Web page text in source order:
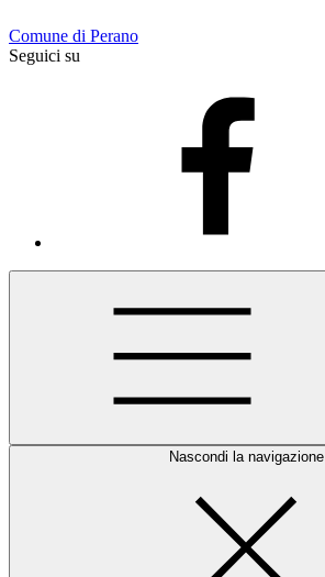
Comune di Perano
Seguici su
Nascondi la navigazione